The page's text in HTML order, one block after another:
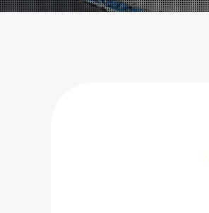
アクセス